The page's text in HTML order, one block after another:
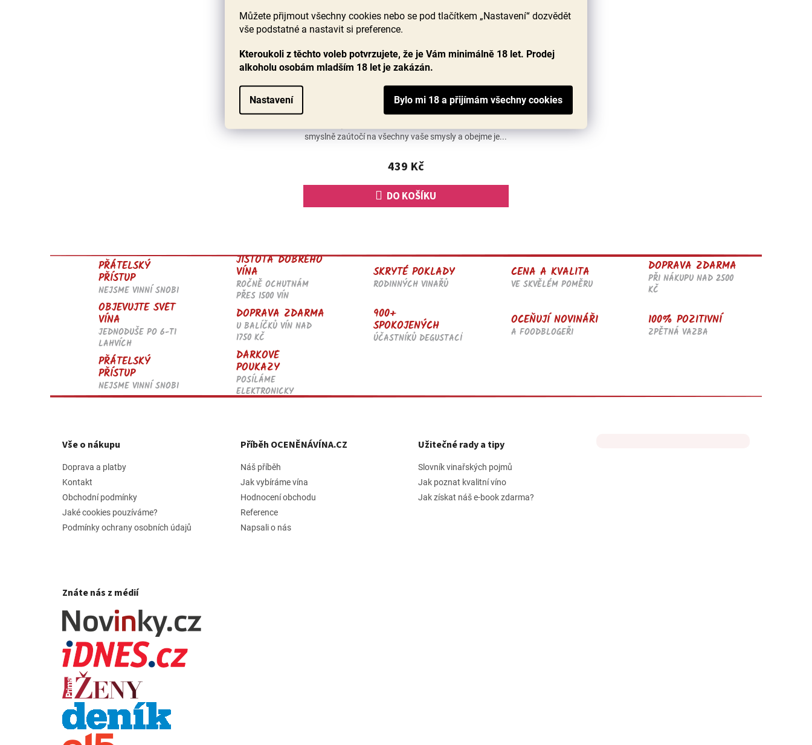
Můžete přijmout všechny cookies nebo se pod tlačítkem „Nastavení“ dozvědět
vše podstatné a nastavit si preference.
Kteroukoli z těchto voleb potvrzujete, že je Vám minimálně 18 let. Prodej
alkoholu osobám mladším 18 let je zakázán.
Nastavení
Nero d´Avola Apassimento Don Carlo, 2023
Curatolo Arini, polosuché
je
439 Kč
DO KOŠÍKU
Připravte se na opojné, opulentní víno, doslova nabité
smyslně zaútočí na všechny vaše smysly a obejme je...
l
á
d
a
p
r
v
p
PŘÁTELSKÝ
PŘÍSTUP
NEJSME VINNÍ SNOBI
JISTOTA DOBRÉHO
VÍNA
ROČNĚ OCHUTNÁM
PŘES 1500 VÍN
SKRYTÉ POKLADY
RODINNÝCH VINAŘŮ
CENA A KVALITA
VE SKVĚLÉM POMĚRU
DOPRAVA ZDARMA
PŘI NÁKUPU NAD 2500
KČ
OBJEVUJTE SVĚT
VÍNA
JEDNODUŠE PO 6-TI
LAHVÍCH
DOPRAVA ZDARMA
U BALÍČKŮ VÍN NAD
1750 KČ
900+
SPOKOJENÝCH
ÚČASTNÍKŮ DEGUSTACÍ
OCEŇUJÍ NOVINÁŘI
A FOODBLOGEŘI
100% POZITIVNÍ
ZPĚTNÁ VAZBA
PŘÁTELSKÝ
PŘÍSTUP
NEJSME VINNÍ SNOBI
DÁRKOVÉ
POUKAZY
POSÍLÁME
ELEKTRONICKY
Vše o nákupu
Doprava a platby
Kontakt
Obchodní podmínky
Jaké cookies pouzíváme?
Podmínky ochrany osobních údajů
Příběh OCENĚNÁVÍNA.CZ
Náš příběh
Jak vybíráme vína
Hodnocení obchodu
Reference
Napsali o nás
Užitečné rady a tipy
Slovník vinařských pojmů
Jak poznat kvalitní víno
Jak získat náš e-book zdarma?
Znáte nás z médií